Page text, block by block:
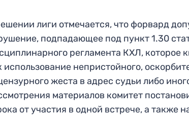
лиги отмечается, что форвард
подпадающее под пункт 1.30
регламента КХЛ, которое
использование непристойного,
жеста в адрес судьи либо
материалов комитет
от участия в одной встрече, а также